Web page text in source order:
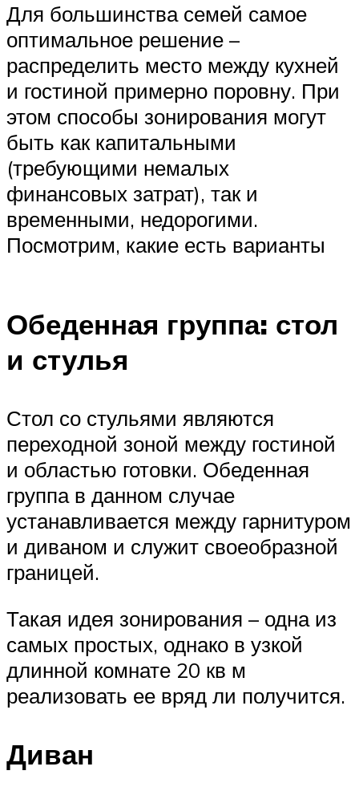
Для большинства семей самое
оптимальное решение –
распределить место между кухней
и гостиной примерно поровну. При
этом способы зонирования могут
быть как капитальными
(требующими немалых
финансовых затрат), так и
временными, недорогими.
Посмотрим, какие есть варианты
Обеденная группа: стол
и стулья
Стол со стульями являются
переходной зоной между гостиной
и областью готовки. Обеденная
группа в данном случае
устанавливается между гарнитуром
и диваном и служит своеобразной
границей.
Такая идея зонирования – одна из
самых простых, однако в узкой
длинной комнате 20 кв м
реализовать ее вряд ли получится.
Диван